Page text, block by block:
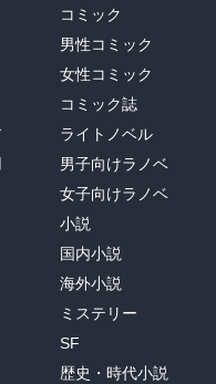
コミック
男性コミック
女性コミック
コミック誌
ライトノベル
男子向けラノベ
女子向けラノベ
小説
国内小説
海外小説
ミステリー
SF
歴史・時代小説